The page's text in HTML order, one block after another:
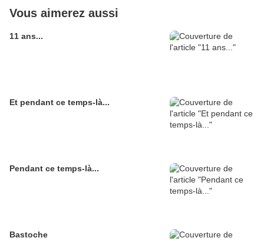
Vous aimerez aussi
11 ans...
Et pendant ce temps-là...
Pendant ce temps-là...
Bastoche